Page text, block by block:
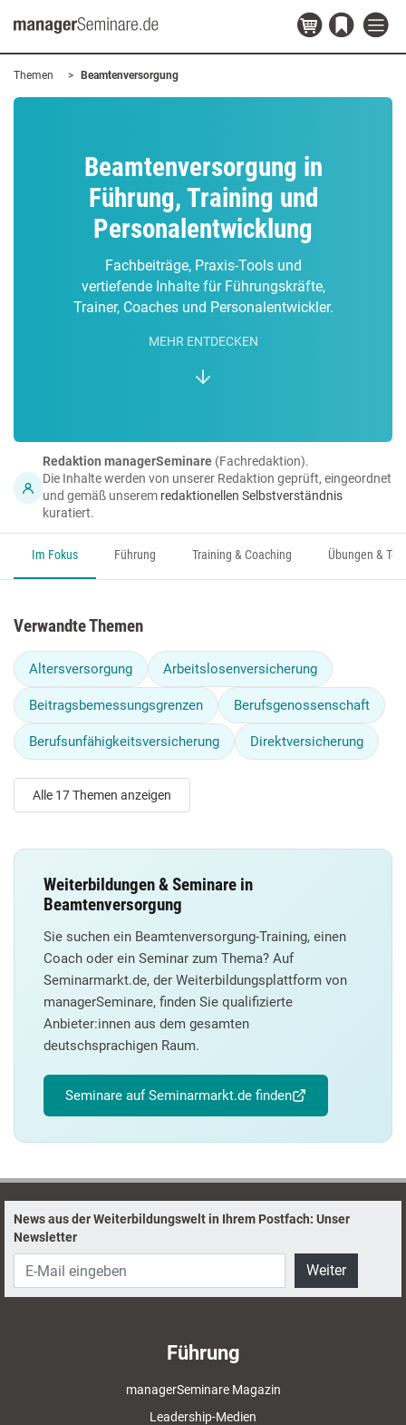
Themen Beamtenversorgung
Beamtenversorgung in
Führung, Training und
Personalentwicklung
Fachbeiträge, Praxis-Tools und
vertiefende Inhalte für Führungskräfte,
Trainer, Coaches und Personalentwickler.
MEHR ENTDECKEN
Redaktion managerSeminare (Fachredaktion).
Die Inhalte werden von unserer Redaktion geprüft, eingeordnet
und gemäß unserem redaktionellen Selbstverständnis
kuratiert.
Im Fokus Führung Training & Coaching Übungen &
Verwandte Themen
Altersversorgung Arbeitslosenversicherung
Beitragsbemessungsgrenzen Berufsgenossenschaft
Berufsunfähigkeitsversicherung Direktversicherung
Alle 17 Themen anzeigen
Weiterbildungen & Seminare in
Beamtenversorgung
Sie suchen ein Beamtenversorgung-Training, einen
Coach oder ein Seminar zum Thema? Auf
Seminarmarkt.de, der Weiterbildungsplattform von
managerSeminare, finden Sie qualifizierte
Anbieter:innen aus dem gesamten
deutschsprachigen Raum.
Seminare auf Seminarmarkt.de finden
News aus der Weiterbildungswelt in Ihrem Postfach: Unser
Newsletter
Weiter
Führung
managerSeminare Magazin
Leadership-Medien